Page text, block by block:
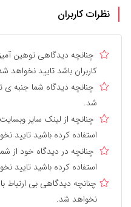
نظرات کاربران
چنانچه دیدگاهی توهین
کاربران باشد تایید نخواهد
چنانچه دیدگاه شما جنبه ی
شد.
چنانچه از لینک سایر
استفاده کرده باشید تایید
چنانچه در دیدگاه خود از
استفاده کرده باشید تایید
چنانچه دیدگاهی بی
نخواهد شد.